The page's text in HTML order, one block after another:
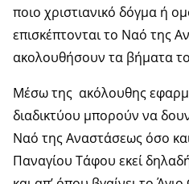
ποιο χριστιανικό δόγμα ή
επισκέπτονται το Ναό της
ακολουθήσουν τα βήματα
Μέσω της ακόλουθης
διαδικτύου μπορούν να
Ναό της Αναστάσεως όσο
Παναγίου Τάφου εκεί